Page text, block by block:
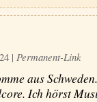
| Permanent-Link
aus Schweden.
Ich hörst